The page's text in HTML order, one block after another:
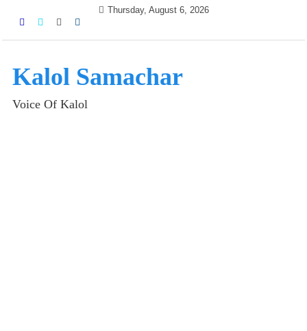
Thursday, August 6, 2026
Kalol Samachar
Voice Of Kalol